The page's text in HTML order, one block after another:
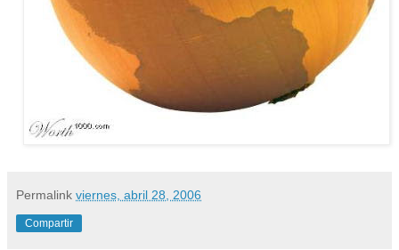
Permalink viernes, abril 28, 2006
Compartir